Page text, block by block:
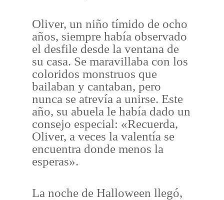
Oliver, un niño tímido de ocho
años, siempre había observado
el desfile desde la ventana de
su casa. Se maravillaba con los
coloridos monstruos que
bailaban y cantaban, pero
nunca se atrevía a unirse. Este
año, su abuela le había dado un
consejo especial: «Recuerda,
Oliver, a veces la valentía se
encuentra donde menos la
esperas».
La noche de Halloween llegó,